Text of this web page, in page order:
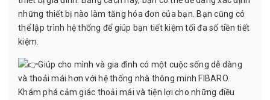
những thiết bị nào làm tăng hóa đơn của bạn. Bạn cũng có
thể lập trình hệ thống để giúp bạn tiết kiệm tối đa số tiền tiết
kiệm.
Giúp cho mình và gia đình có một cuộc sống dễ dàng
và thoải mái hơn với hệ thống nhà thông minh FIBARO.
Khám phá cảm giác thoải mái và tiện lợi cho những điều